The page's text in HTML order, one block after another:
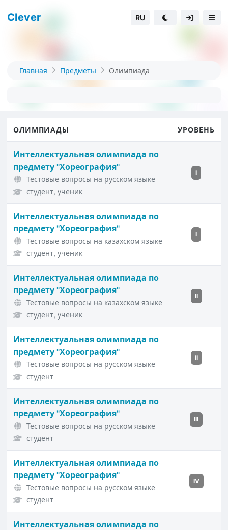
Clever RU
Главная Предметы Олимпиада
ОЛИМПИАДЫ УРОВЕНЬ
Интеллектуальная олимпиада по
предмету "Хореография"
Тестовые вопросы на русском языке
студент, ученик
I
Интеллектуальная олимпиада по
предмету "Хореография"
Тестовые вопросы на казахском языке
студент, ученик
I
Интеллектуальная олимпиада по
предмету "Хореография"
Тестовые вопросы на казахском языке
студент, ученик
II
Интеллектуальная олимпиада по
предмету "Хореография"
Тестовые вопросы на русском языке
студент
II
Интеллектуальная олимпиада по
предмету "Хореография"
Тестовые вопросы на русском языке
студент
III
Интеллектуальная олимпиада по
предмету "Хореография"
Тестовые вопросы на русском языке
студент
IV
Интеллектуальная олимпиада по